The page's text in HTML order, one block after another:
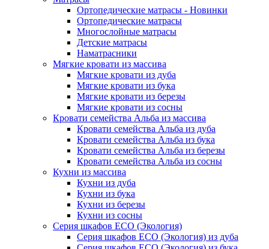
Ортопедические матрасы - Новинки
Ортопедические матрасы
Многослойные матрасы
Детские матрасы
Наматрасники
Мягкие кровати из массива
Мягкие кровати из дуба
Мягкие кровати из бука
Мягкие кровати из березы
Мягкие кровати из сосны
Кровати семейства Альба из массива
Кровати семейства Альба из дуба
Кровати семейства Альба из бука
Кровати семейства Альба из березы
Кровати семейства Альба из сосны
Кухни из массива
Кухни из дуба
Кухни из бука
Кухни из березы
Кухни из сосны
Серия шкафов ECO (Экология)
Серия шкафов ECO (Экология) из дуба